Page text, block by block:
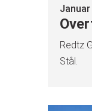
Januar
Redtz
Stål.